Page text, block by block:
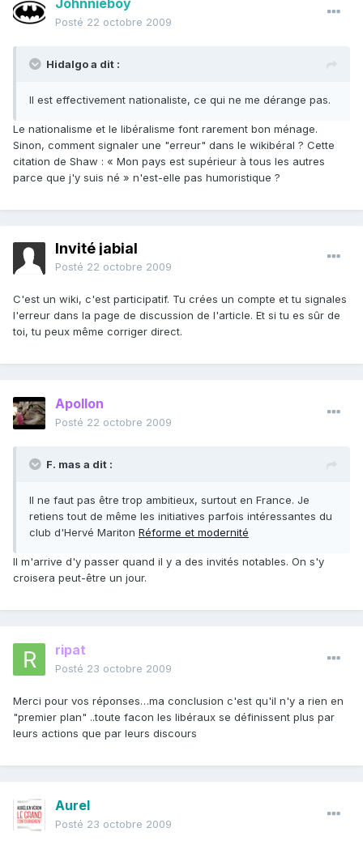
Johnnieboy
Posté 22 octobre 2009
Hidalgo a dit :
Il est effectivement nationaliste, ce qui ne me dérange pas.
Le nationalisme et le libéralisme font rarement bon ménage.
Sinon, comment signaler une "erreur" dans le wikibéral ? Cette
citation de Shaw : « Mon pays est supérieur à tous les autres
parce que j'y suis né » n'est-elle pas humoristique ?
Invité jabial
Posté 22 octobre 2009
C'est un wiki, c'est participatif. Tu crées un compte et tu signales
l'erreur dans la page de discussion de l'article. Et si tu es sûr de
toi, tu peux même corriger direct.
Apollon
Posté 22 octobre 2009
F. mas a dit :
Il ne faut pas être trop ambitieux, surtout en France. Je
retiens tout de même les initiatives parfois intéressantes du
club d'Hervé Mariton Réforme et modernité
Il m'arrive d'y passer quand il y a des invités notables. On s'y
croisera peut-être un jour.
ripat
Posté 23 octobre 2009
Merci pour vos réponses…ma conclusion c'est qu'il n'y a rien en
"premier plan" ..toute facon les libéraux se définissent plus par
leurs actions que par leurs discours
Aurel
Posté 23 octobre 2009